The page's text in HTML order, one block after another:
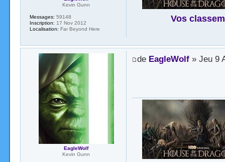
Vos
Kevin Gunn
Messages: 59148
Inscription: 17 Nov 2012
Localisation: Far Beyond Here
de EagleWolf» Jeu 9
EagleWolf
Kevin Gunn